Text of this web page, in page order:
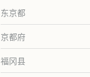
东京都
京都府
福冈县